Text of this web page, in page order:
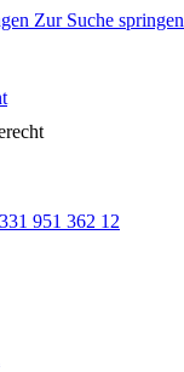
Zur Suche springen
951 362 12